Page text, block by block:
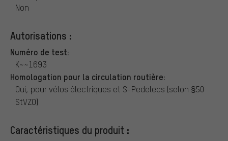
Non
Autorisations :
Numéro de test:
K~~1693
Homologation pour la circulation routière:
Oui, pour vélos électriques et S-Pedelecs (selon §50
StVZO)
Caractéristiques du produit :